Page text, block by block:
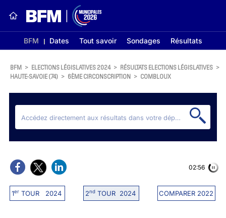
BFM Dates Tout savoir Sondages Résultats
BFM > ELECTIONS LÉGISLATIVES 2024 > RÉSULTATS ELECTIONS LÉGISLATIVES >
HAUTE-SAVOIE (74) > 6ÈME CIRCONSCRIPTION > COMBLOUX
1erTOUR 2024 2ndTOUR 2024 COMPARER 2022
02:56